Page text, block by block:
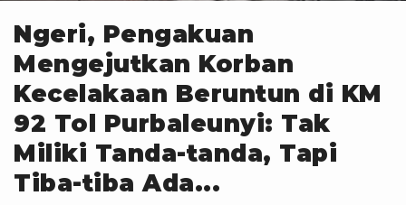
Ngeri, Pengakuan
Mengejutkan Korban
Kecelakaan Beruntun di KM
92 Tol Purbaleunyi: Tak
Miliki Tanda-tanda, Tapi
Tiba-tiba Ada...